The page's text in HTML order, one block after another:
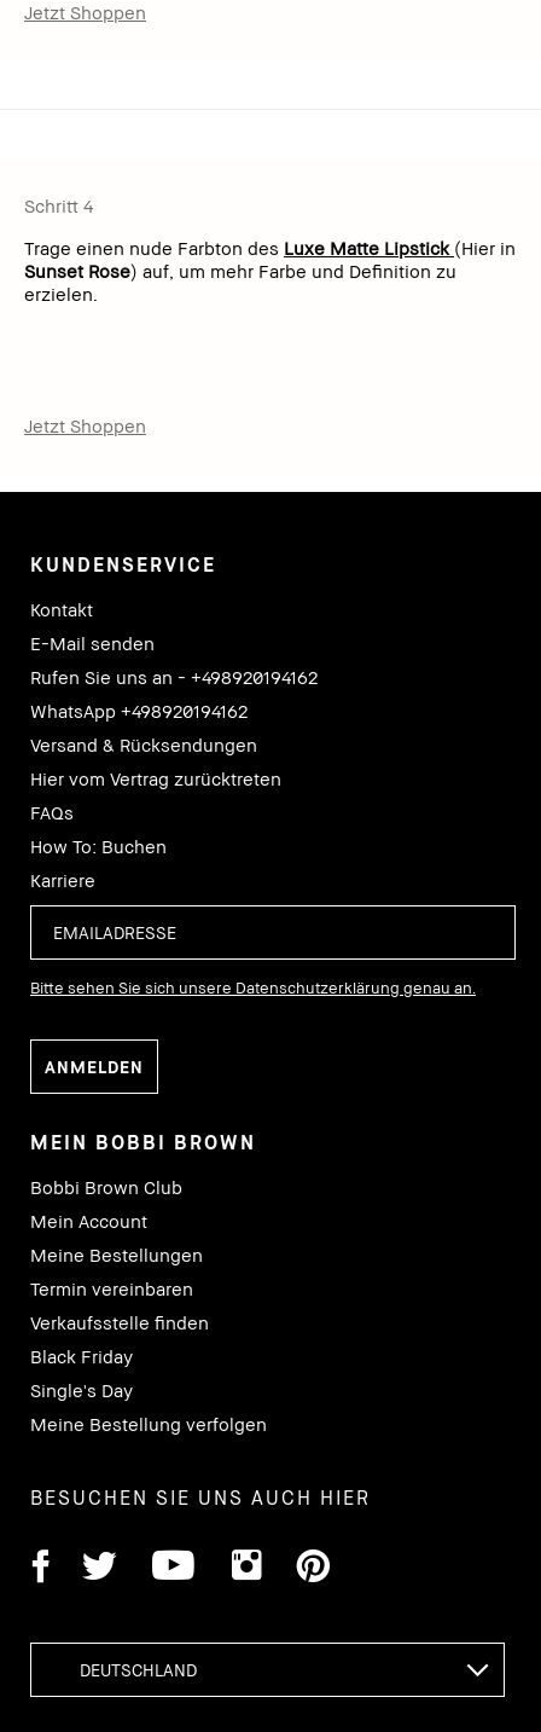
Jetzt Shoppen
Schritt 4
Trage einen nude Farbton des Luxe Matte Lipstick (Hier in
Sunset Rose) auf, um mehr Farbe und Definition zu
erzielen.
Jetzt Shoppen
KUNDENSERVICE
Kontakt
E-Mail senden
Rufen Sie uns an - +498920194162
WhatsApp +498920194162
Versand & Rücksendungen
Hier vom Vertrag zurücktreten
FAQs
How To: Buchen
Karriere
Bitte sehen Sie sich unsere Datenschutzerklärung genau an.
MEIN BOBBI BROWN
Bobbi Brown Club
Mein Account
Meine Bestellungen
Termin vereinbaren
Verkaufsstelle finden
Black Friday
Single's Day
Meine Bestellung verfolgen
BESUCHEN SIE UNS AUCH HIER